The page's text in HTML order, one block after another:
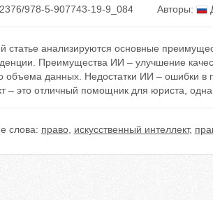
978-5-907743-19-9_084 Авторы:
статье анализируются основные
Преимущества ИИ – улучшение
объема данных. Недостатки ИИ – ошибки в
– это отличный помощник для юриста,
слова: право, искусственный интеллект,